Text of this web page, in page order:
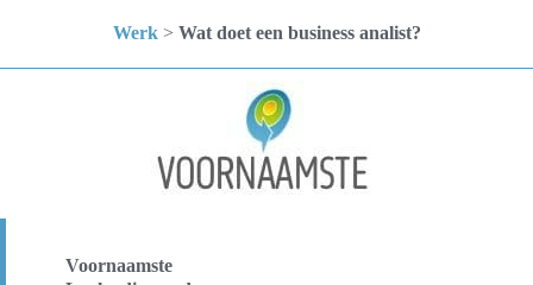
Werk> Wat doet een business analist?
Voornaamste